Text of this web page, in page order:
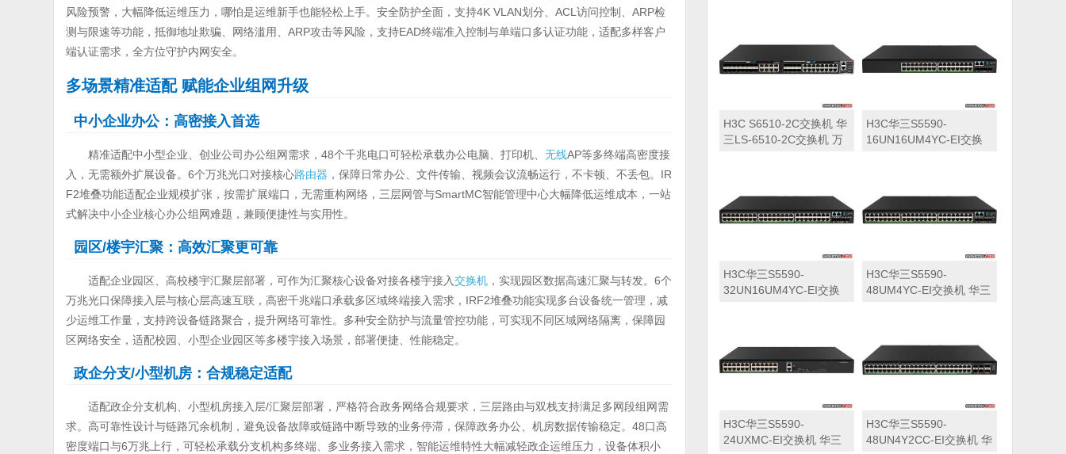
风险预警，大幅降低运维压力，哪怕是运维新手也能轻松上手。安全防护全面，支持4K VLAN划分、ACL访问控制、ARP检
测与限速等功能，抵御地址欺骗、网络滥用、ARP攻击等风险，支持EAD终端准入控制与单端口多认证功能，适配多样客户
端认证需求，全方位守护内网安全。
多场景精准适配 赋能企业组网升级
中小企业办公：高密接入首选
精准适配中小型企业、创业公司办公组网需求，48个千兆电口可轻松承载办公电脑、打印机、无线AP等多终端高密度接
入，无需额外扩展设备。6个万兆光口对接核心路由器 ，保障日常办公、文件传输、视频会议流畅运行，不卡顿、不丢包。IR
F2堆叠功能适配企业规模扩张，按需扩展端口，无需重构网络，三层网管与SmartMC智能管理中心大幅降低运维成本，一站
式解决中小企业核心办公组网难题，兼顾便捷性与实用性。
园区/楼宇汇聚：高效汇聚更可靠
适配企业园区、高校楼宇汇聚层部署，可作为汇聚核心设备对接各楼宇接入交换机 ，实现园区数据高速汇聚与转发。6个
万兆光口保障接入层与核心层高速互联，高密千兆端口承载多区域终端接入需求，IRF2堆叠功能实现多台设备统一管理，减
少运维工作量，支持跨设备链路聚合，提升网络可靠性。多种安全防护与流量管控功能，可实现不同区域网络隔离，保障园
区网络安全，适配校园、小型企业园区等多楼宇接入场景，部署便捷、性能稳定。
政企分支/小型机房：合规稳定适配
适配政企分支机构、小型机房接入层/汇聚层部署，严格符合政务网络合规要求，三层路由与双栈支持满足多网段组网需
求。高可靠性设计与链路冗余机制，避免设备故障或链路中断导致的业务停滞，保障政务办公、机房数据传输稳定。48口高
密度端口与6万兆上行，可轻松承载分支机构多终端、多业务接入需求，智能运维特性大幅减轻政企运维压力，设备体积小
H3C S6510-2C交换机 华
三LS-6510-2C交换机 万
H3C华三S5590-
16UN16UM4YC-EI交换
H3C华三S5590-
32UN16UM4YC-EI交换
H3C华三S5590-
48UM4YC-EI交换机 华三
H3C华三S5590-
24UXMC-EI交换机 华三
H3C华三S5590-
48UN4Y2CC-EI交换机 华